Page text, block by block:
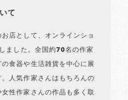
て
店として、オンラインショ
ました。全国約70名の作家
食器や生活雑貨を中心に展
人気作家さんはもちろんの
性作家さんの作品も多く取